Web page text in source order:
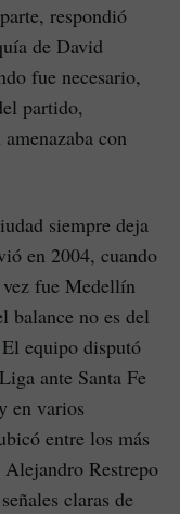
respondió
de David
fue necesario,
partido,
con
siempre deja
en 2004, cuando
fue Medellín
balance no es del
equipo disputó
ante Santa Fe
en varios
entre los más
Restrepo
claras de